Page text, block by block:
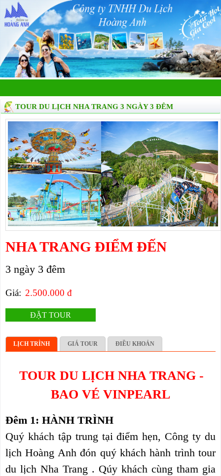
TOUR DU LỊCH NHA TRANG 3 NGÀY 3 ĐÊM
NHA TRANG ĐIỂM ĐẾN
3 ngày 3 đêm
Giá: 2.500.000 đ
ĐẶT TOUR
LỊCH TRÌNH GIÁ TOUR ĐIỀU KHOẢN
TOUR DU LỊCH NHA TRANG -
BAO VÉ VINPEARL
Đêm 1: HÀNH TRÌNH
Quý khách tập trung tại điểm hẹn, Công ty du
lịch Hoàng Anh đón quý khách hành trình tour
du lịch Nha Trang . Qúy khách cùng tham gia